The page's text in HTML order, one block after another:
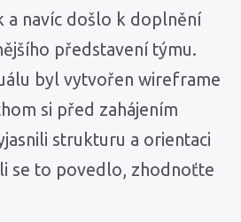
a navíc došlo k doplnění
představení týmu.
byl vytvořen wireframe
si před zahájením
strukturu a orientaci
se to povedlo, zhodnoťte